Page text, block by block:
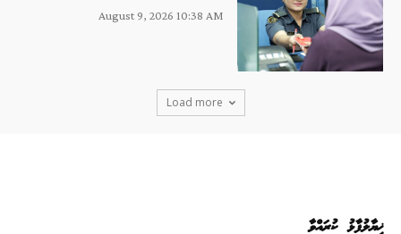
August 9, 2026 10:38 AM
Load more
ޚިޔާލުފާޅު ކުރައްވާ